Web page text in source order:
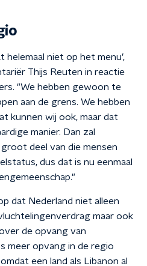
helemaal niet op het menu’,
Thijs Reuten in reactie
"We hebben gewoon te
aan de grens. We hebben
kunnen wij ook, maar dat
manier. Dan zal
deel van die mensen
dus dat is nu eenmaal
dat Nederland niet alleen
maar ook
de opvang van
meer opvang in de regio
een land als Libanon al